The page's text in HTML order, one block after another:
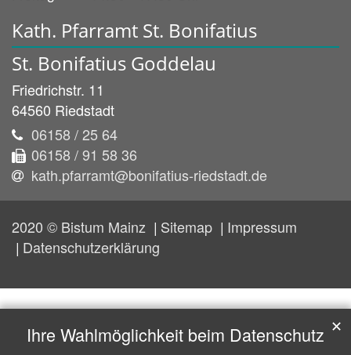
Kath. Pfarramt St. Bonifatius
St. Bonifatius Goddelau
Friedrichstr. 11
64560 Riedstadt
06158 / 25 64
06158 / 91 58 36
kath.pfarramt@bonifatius-riedstadt.de
2020 © Bistum Mainz Sitemap
Impressum
Datenschutzerklärung
Ihre Wahlmöglichkeit beim Datenschutz ✕